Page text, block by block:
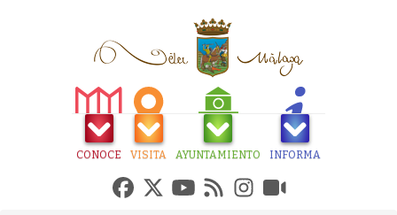
CONOCE VISITA AYUNTAMIENTO INFORMA